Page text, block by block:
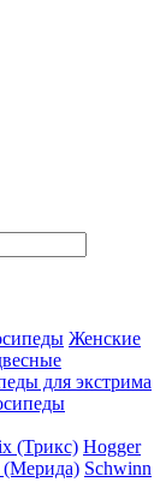
Женские
для экстрима
(Трикс) Hogger
(Мерида) Schwinn